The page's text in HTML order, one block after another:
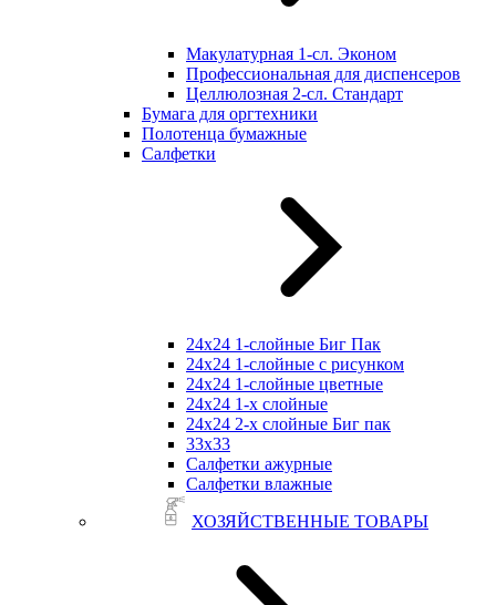
Макулатурная 1-сл. Эконом
Профессиональная для диспенсеров
Целлюлозная 2-сл. Стандарт
Бумага для оргтехники
Полотенца бумажные
Салфетки
24х24 1-слойные Биг Пак
24х24 1-слойные с рисунком
24х24 1-слойные цветные
24х24 1-х слойные
24х24 2-х слойные Биг пак
33х33
Салфетки ажурные
Салфетки влажные
ХОЗЯЙСТВЕННЫЕ ТОВАРЫ